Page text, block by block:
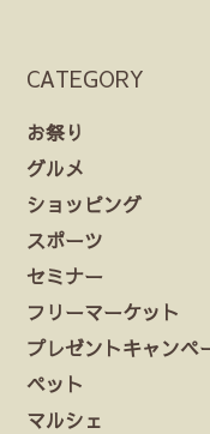
CATEGORY
お祭り
グルメ
ショッピング
スポーツ
セミナー
フリーマーケット
プレゼントキャンペ
ペット
マルシェ